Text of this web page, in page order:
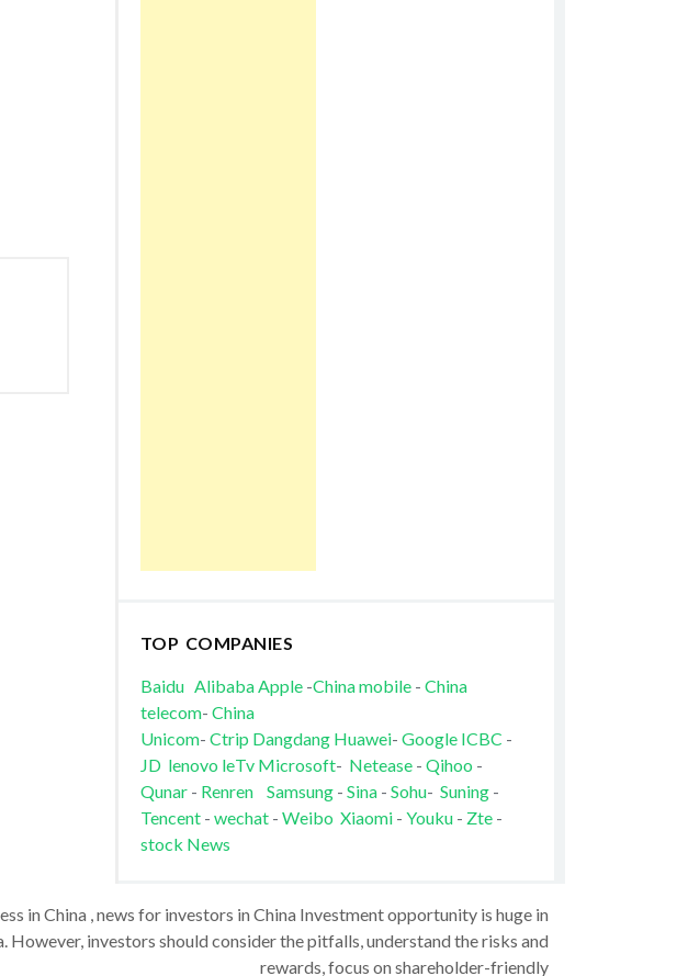
TOP COMPANIES
Baidu AlibabaApple-China mobile- China
telecom- China
Unicom- Ctrip Dangdang Huawei- Google ICBC -
JD lenovo leTv Microsoft- Netease- Qihoo -
Qunar- Renren Samsung- Sina- Sohu- Suning-
Tencent- wechat - Weibo Xiaomi- Youku - Zte-
stock News
in China , news for investors in China Investment opportunity is huge in
However, investors should consider the pitfalls, understand the risks and
rewards, focus on shareholder-friendly